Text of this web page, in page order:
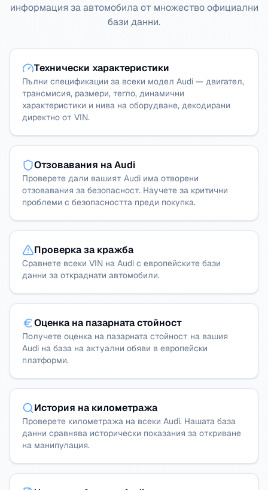
информация за автомобила от множество официални
бази данни.
Технически характеристики
Пълни спецификации за всеки модел Audi — двигател,
трансмисия, размери, тегло, динамични
характеристики и нива на оборудване, декодирани
директно от VIN.
Отзовавания на Audi
Проверете дали вашият Audi има отворени
отзовавания за безопасност. Научете за критични
проблеми с безопасността преди покупка.
Проверка за кражба
Сравнете всеки VIN на Audi с европейските бази
данни за откраднати автомобили.
Оценка на пазарната стойност
Получете оценка на пазарната стойност на вашия
Audi на база на актуални обяви в европейски
платформи.
История на километража
Проверете километража на всеки Audi. Нашата база
данни сравнява исторически показания за откриване
на манипулация.